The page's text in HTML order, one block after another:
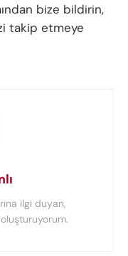
bize bildirin,
takip etmeye
ilgi duyan,